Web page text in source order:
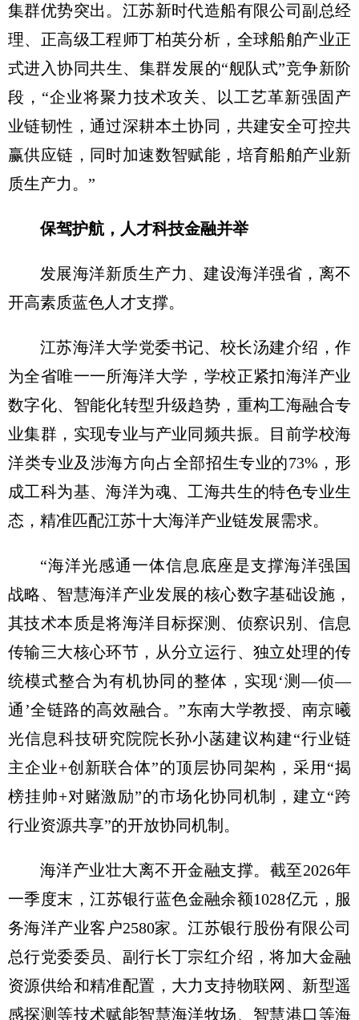
集群优势突出。江苏新时代造船有限公司副总经
理、正高级工程师丁柏英分析，全球船舶产业正
式进入协同共生、集群发展的“舰队式”竞争新阶
段，“企业将聚力技术攻关、以工艺革新强固产
业链韧性，通过深耕本土协同，共建安全可控共
赢供应链，同时加速数智赋能，培育船舶产业新
质生产力。”
保驾护航，人才科技金融并举
发展海洋新质生产力、建设海洋强省，离不
开高素质蓝色人才支撑。
江苏海洋大学党委书记、校长汤建介绍，作
为全省唯一一所海洋大学，学校正紧扣海洋产业
数字化、智能化转型升级趋势，重构工海融合专
业集群，实现专业与产业同频共振。目前学校海
洋类专业及涉海方向占全部招生专业的73%，形
成工科为基、海洋为魂、工海共生的特色专业生
态，精准匹配江苏十大海洋产业链发展需求。
“海洋光感通一体信息底座是支撑海洋强国
战略、智慧海洋产业发展的核心数字基础设施，
其技术本质是将海洋目标探测、侦察识别、信息
传输三大核心环节，从分立运行、独立处理的传
统模式整合为有机协同的整体，实现‘测—侦—
通’全链路的高效融合。”东南大学教授、南京曦
光信息科技研究院院长孙小菡建议构建“行业链
主企业+创新联合体”的顶层协同架构，采用“揭
榜挂帅+对赌激励”的市场化协同机制，建立“跨
行业资源共享”的开放协同机制。
海洋产业壮大离不开金融支撑。截至2026年
一季度末，江苏银行蓝色金融余额1028亿元，服
务海洋产业客户2580家。江苏银行股份有限公司
总行党委委员、副行长丁宗红介绍，将加大金融
资源供给和精准配置，大力支持物联网、新型遥
感探测等技术赋能智慧海洋牧场、智慧港口等海